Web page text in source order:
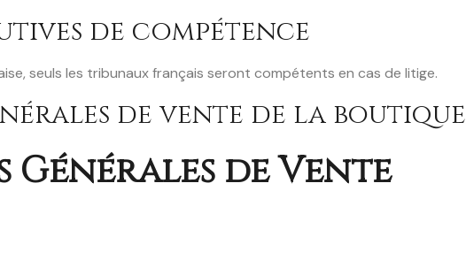
de compétence
seuls les tribunaux français seront compétents en cas de litige.
de vente de la boutique
de Vente